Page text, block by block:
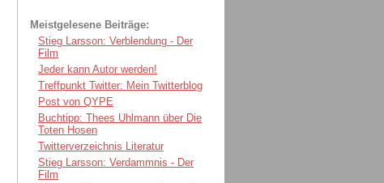
Meistgelesene Beiträge:
Stieg Larsson: Verblendung - Der
Film
Jeder kann Autor werden!
Treffpunkt Twitter: Mein Twitterblog
Post von QYPE
Buchtipp: Thees Uhlmann über Die
Toten Hosen
Twitterverzeichnis Literatur
Stieg Larsson: Verdammnis - Der
Film